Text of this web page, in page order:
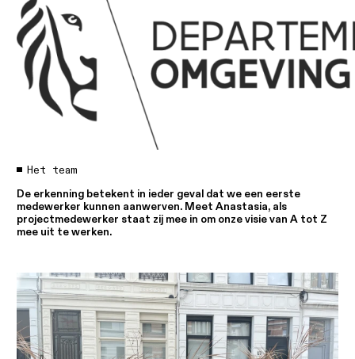
Het team
De erkenning betekent in ieder geval dat we een eerste
medewerker kunnen aanwerven. Meet Anastasia, als
projectmedewerker staat zij mee in om onze visie van A tot Z
mee uit te werken.